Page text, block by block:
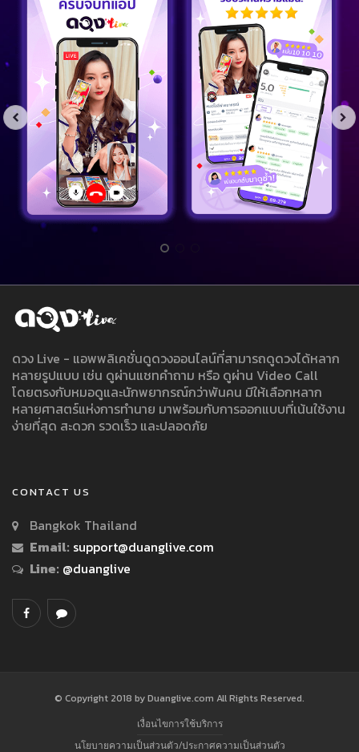
ดวง Live - แอพพลิเคชั่นดูดวงออนไลน์ที่สามารถดูดวงได้หลาก
หลายรูปแบบ เช่น ดูผ่านแชทคำถาม หรือ ดูผ่าน Video Call
โดยตรงกับหมอดูและนักพยากรณ์กว่าพันคน มีให้เลือกหลาก
หลายศาสตร์แห่งการทำนาย มาพร้อมกับการออกแบบที่เน้นใช้งาน
ง่ายที่สุด สะดวก รวดเร็ว และปลอดภัย
CONTACT US
Bangkok Thailand
Email: support@duanglive.com
Line: @duanglive
© Copyright 2018 by Duanglive.com All Rights Reserved.
เงื่อนไขการใช้บริการ
นโยบายความเป็นส่วนตัว/ประกาศความเป็นส่วนตัว